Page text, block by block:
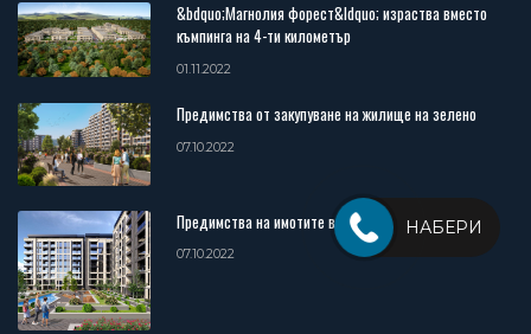
&bdquo;Магнолия форест&ldquo; израства вместо
къмпинга на 4-ти километър
01.11.2022
Предимства от закупуване на жилище на зелено
07.10.2022
Предимства на имотите в затворен комплекс
07.10.2022
НАБЕРИ